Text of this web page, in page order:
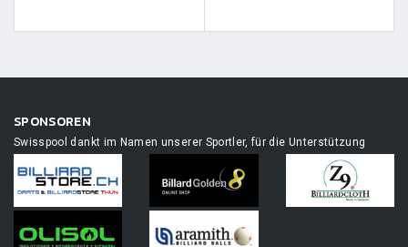
SPONSOREN
Swisspool dankt im Namen unserer Sportler, für die Unterstützung